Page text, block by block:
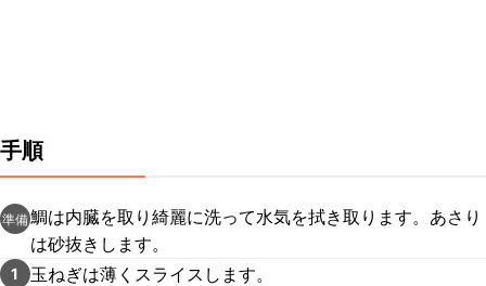
手順
準備鯛は内臓を取り綺麗に洗って水気を拭き取ります。あさり
は砂抜きします。
1 玉ねぎは薄くスライスします。